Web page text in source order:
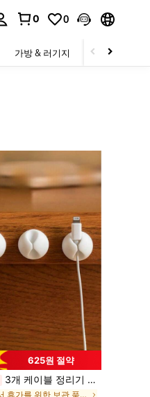
0 0
가방 & 러기지 스포츠 & 아웃
625원 절약
3개 케이블 정리기 세트, 데스크탑 케이블 관리 홀더, 숨겨진 스마트폰 충전 도크, 침대 옆, 주방 및 사무실에 적합, 다기능 PP 소재 데스크탑 및 자동차 케이블 정리기, 드릴 없는 접착식 케이블 클립, 세련된 전자 장치 및 휴대용 충전기 정리 액세서리
에서 휴가를 위한 보관 품목 후크 및 레일